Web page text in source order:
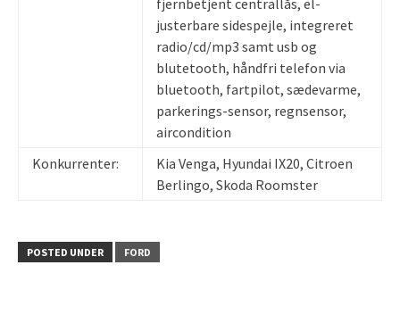
justerbare sidespejle, integreret
radio/cd/mp3 samt usb og
blutetooth, håndfri telefon via
bluetooth, fartpilot, sædevarme,
parkerings-sensor, regnsensor,
aircondition
Konkurrenter:
Kia Venga, Hyundai IX20, Citroen
Berlingo, Skoda Roomster
POSTED UNDER FORD